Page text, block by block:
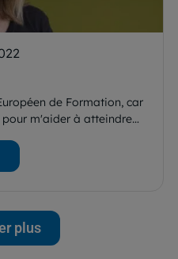
de Formation, car
pour m'aider à atteindre…
plus